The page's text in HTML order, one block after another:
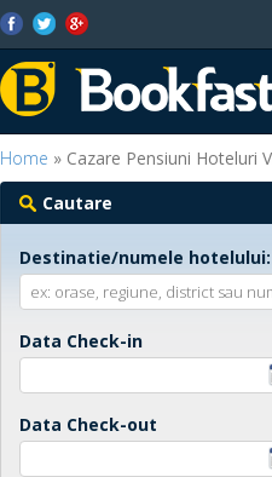
Home » Cazare Pensiuni Hoteluri
Cautare
Destinatie/numele hotelului:
Data Check-in
Data Check-out